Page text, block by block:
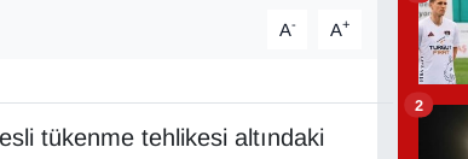
A- A+
tükenme tehlikesi altındaki
2